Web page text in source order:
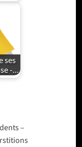
ses
-…
–